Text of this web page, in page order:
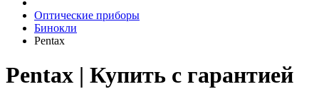
Оптические приборы
Бинокли
Pentax
Pentax | Купить с гарантией